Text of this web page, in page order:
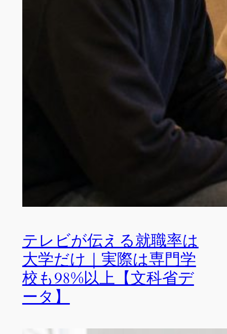
テレビが伝える就職率は
大学だけ｜実際は専門学
校も98%以上【文科省デ
ータ】